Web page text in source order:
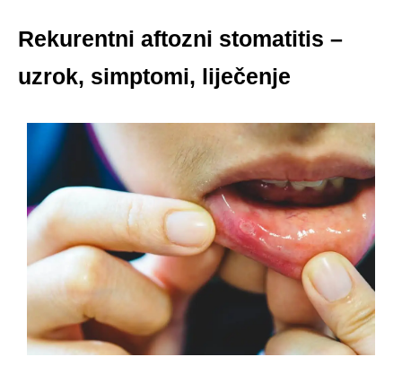
Rekurentni aftozni stomatitis –
uzrok, simptomi, liječenje